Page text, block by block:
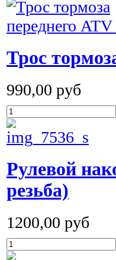
Трос
990,00 руб
Рулевой
резьба)
1200,00 руб